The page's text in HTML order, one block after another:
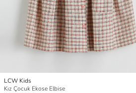
LCW Kids
Kız Çocuk Ekose Elbise